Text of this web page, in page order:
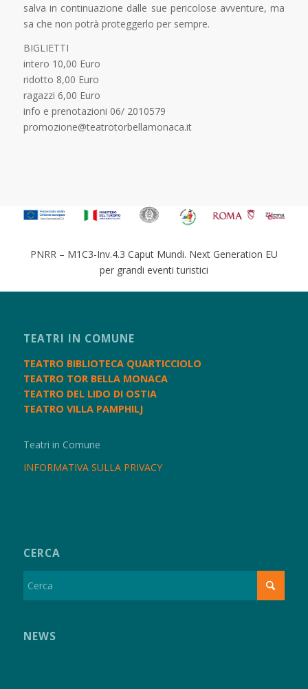
salva in continuazione dalle sue pericolose avventure, ma
sa che non potrà proteggerlo per sempre.
BIGLIETTI
intero 10,00 Euro
ridotto 8,00 Euro
ragazzi 6,00 Euro
info e prenotazioni 06/ 2010579
promozione@teatrotorbellamonaca.it
PNRR – M1C3-Inv.4.3 Caput Mundi. Next Generation EU
per grandi eventi turistici
TEATRI IN COMUNE
TEATRO BIBLIOTECA QUARTICCIOLO
TEATRO TOR BELLA MONACA
TEATRO DEL LIDO DI OSTIA
TEATRO VILLA PAMPHILJ
Teatri in Comune
INFORMATIVA SULLA PRIVACY
CERCA
NEWS